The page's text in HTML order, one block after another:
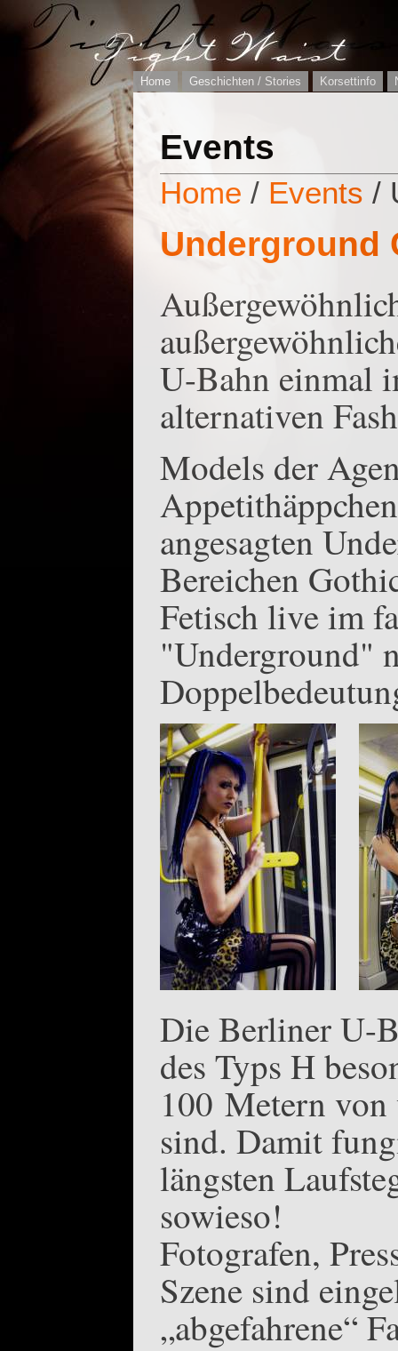
Home Geschichten / Stories Korsettinfo
Events
Home / Events /
Underground
U-Bahn einmal
alternativen
Models der
angesagten
Bereichen
Fetisch live im
"Underground"
Die Berliner U-
des Typs H
100 Metern
sind. Damit
längsten
sowieso!
Fotografen,
Szene sind
„abgefahrene“